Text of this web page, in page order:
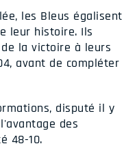
les Bleus égalisent
leur histoire. Ils
la victoire à leurs
avant de compléter
disputé il y
des
48-10.